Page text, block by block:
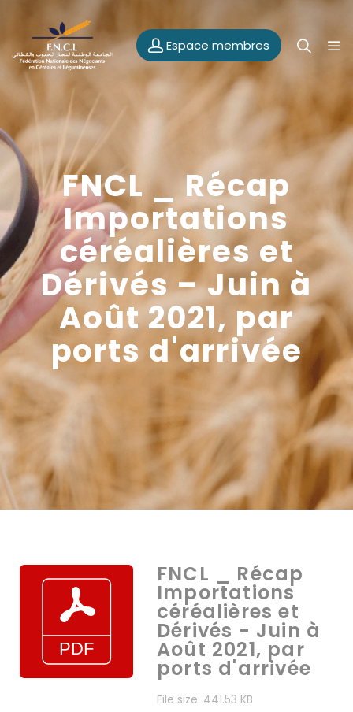
Espace membres
FNCL _ Récap
Importations
céréalières et
Dérivés – Juin à
Août 2021, par
ports d'arrivée
FNCL _ Récap
Importations
céréalières et
Dérivés - Juin à
Août 2021, par
ports d'arrivée
File size: 441.53 KB